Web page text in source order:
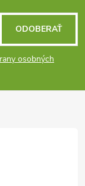
osobných
ODOBERAŤ